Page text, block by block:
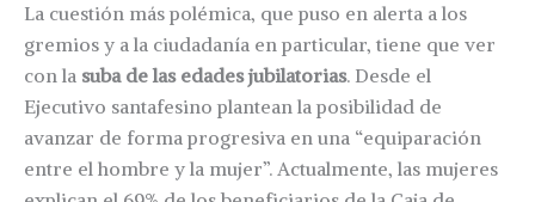
La cuestión más polémica, que puso en alerta a los
gremios y a la ciudadanía en particular, tiene que ver
con la suba de las edades jubilatorias. Desde el
Ejecutivo santafesino plantean la posibilidad de
avanzar de forma progresiva en una “equiparación
entre el hombre y la mujer”. Actualmente, las mujeres